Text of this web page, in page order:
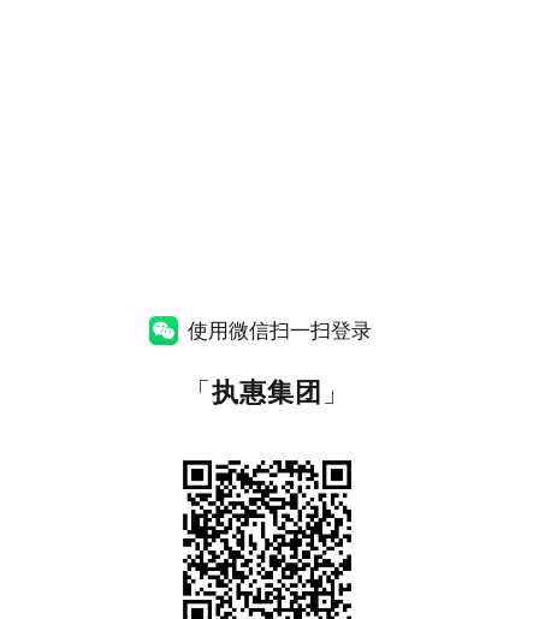
使用微信扫一扫登录
「执惠集团 」